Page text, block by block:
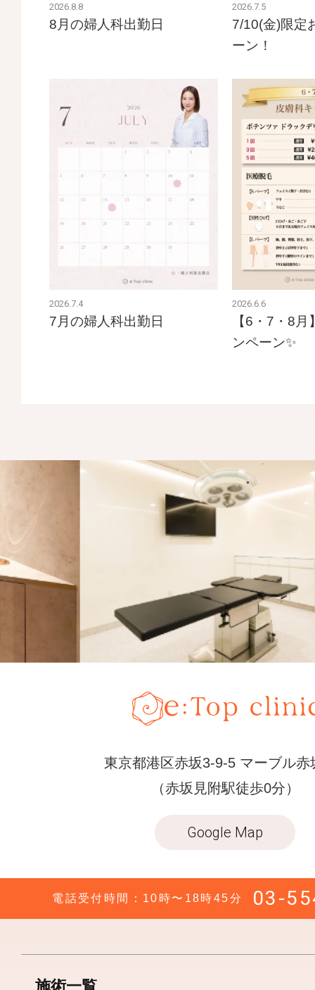
2026.8.8
8月の婦人科出勤日
2026.7.5
7/10(金)限定
ーン！
2026.7.4
7月の婦人科出勤日
2026.6.6
【6・7・8
ンペーン✨
東京都港区赤坂3-9-5 マーブル赤
（赤坂見附駅徒歩0分）
Google Map
電話受付時間：10時〜18時45分 03-
施術一覧